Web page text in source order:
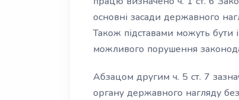
основні засади державного
Також підставами можуть бути
можливого порушення
Абзацом другим ч. 5 ст. 7
органу державного нагляду